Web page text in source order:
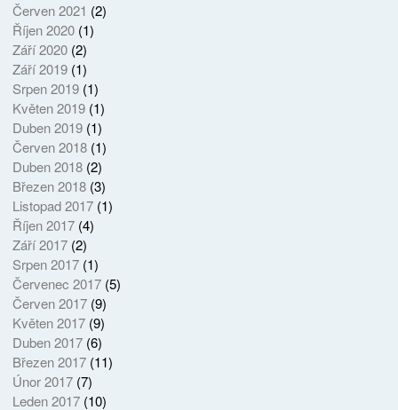
Červen 2021 (2)
Říjen 2020(1)
Září 2020(2)
Září 2019(1)
Srpen 2019(1)
Květen 2019(1)
Duben 2019(1)
Červen 2018(1)
Duben 2018(2)
Březen 2018(3)
Listopad 2017(1)
Říjen 2017(4)
Září 2017(2)
Srpen 2017(1)
Červenec 2017(5)
Červen 2017(9)
Květen 2017(9)
Duben 2017(6)
Březen 2017(11)
Únor 2017(7)
Leden 2017(10)